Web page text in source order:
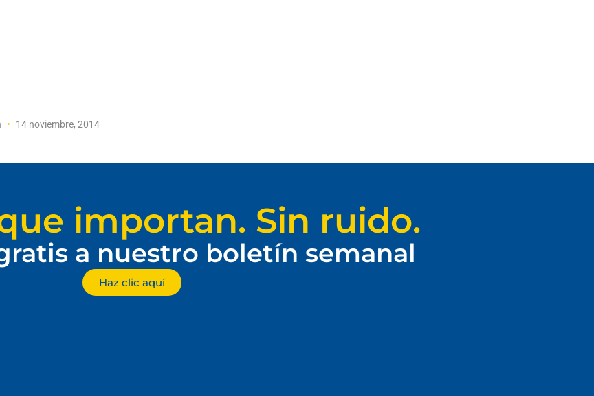
14 noviembre, 2014
importan. Sin ruido.
a nuestro boletín semanal
Haz clic aquí